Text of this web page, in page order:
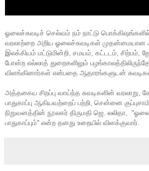
ஓலைச்சுவடிச் செல்வம் நம் நாட்டு
வரலாற்றை அறிய ஓலைச்சுவடிகள் முதன்மையான
இலக்கியம் மட்டுமின்றி, சமயம், கட்டடம், சிற்பம்,
போன்ற எல்லாத் துறைகளிலும்
விளங்கினார்கள் என்பதை ஆதாரங்களுடன்
அத்தகைய சிறப்பு வாய்ந்த சுவடிகளின் வரலாறு,
பாதுகாப்பு ஆகியவற்றைப் பற்றி, சென்னை
நிறுவனத்தின் நூலகர் திருமதி ஜெ. லலிதா,
பாதுகாப்பும்" என்ற தனது உறையில் விளக்குவார்.